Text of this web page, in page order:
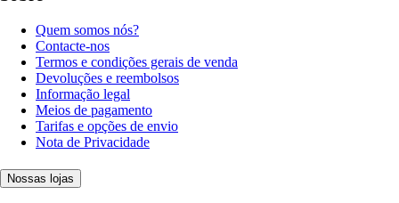
Quem somos nós?
Contacte-nos
Termos e condições gerais de venda
Devoluções e reembolsos
Informação legal
Meios de pagamento
Tarifas e opções de envio
Nota de Privacidade
Nossas lojas